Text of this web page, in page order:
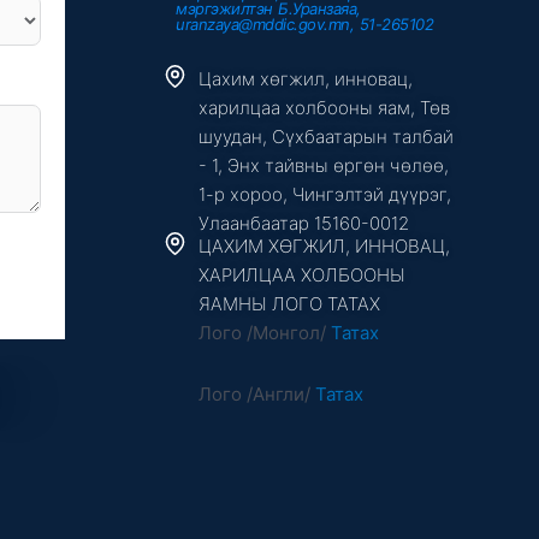
мэргэжилтэн Б.Уранзаяа,
uranzaya@mddic.gov.mn, 51-265102
Цахим хөгжил, инновац,
харилцаа холбооны яам, Төв
шуудан, Сүхбаатарын талбай
- 1, Энх тайвны өргөн чөлөө,
1-р хороо, Чингэлтэй дүүрэг,
Улаанбаатар 15160-0012
ЦАХИМ ХӨГЖИЛ, ИННОВАЦ,
ХАРИЛЦАА ХОЛБООНЫ
ЯАМНЫ ЛОГО ТАТАХ
Лого /Монгол/Татах
Лого /Англи/Татах